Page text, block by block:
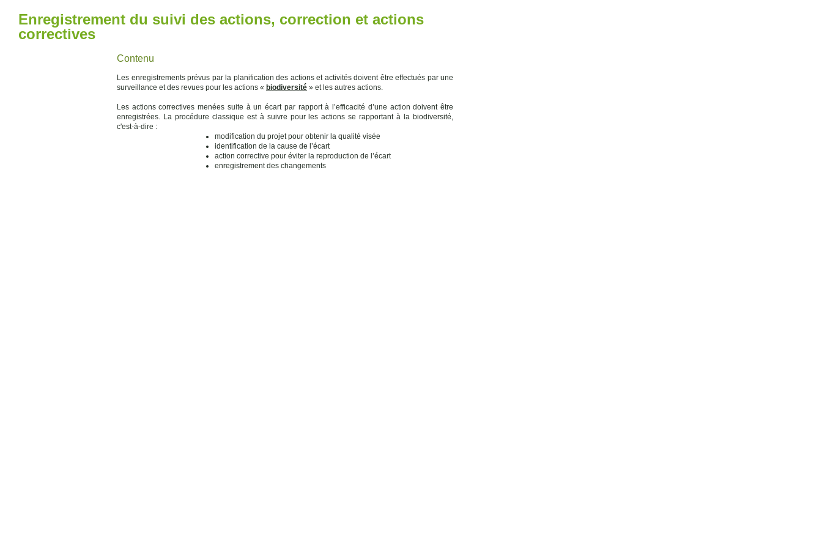
Enregistrement du suivi des actions, correction et actions
correctives
Contenu
Les enregistrements prévus par la planification des actions et activités doivent être effectués par une
surveillance et des revues pour les actions « biodiversité » et les autres actions.
Les actions correctives menées suite à un écart par rapport à l’efficacité d’une action doivent être
enregistrées. La procédure classique est à suivre pour les actions se rapportant à la biodiversité,
c'est-à-dire :
modification du projet pour obtenir la qualité visée
identification de la cause de l’écart
action corrective pour éviter la reproduction de l’écart
enregistrement des changements